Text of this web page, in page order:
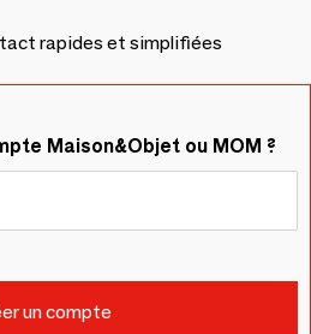
rapides et simplifiées
Maison&Objet ou MOM ?